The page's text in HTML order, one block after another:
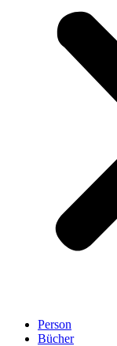
Person
Bücher